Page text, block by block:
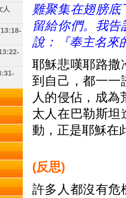
人
雞聚集在翅膀底
留給你們。我
說：『奉主名來
耶穌悲嘆耶路撒
到自己，都一一
人的侵佔，成
太人在巴勒斯坦
動，正是耶穌在
(反思)
許多人都沒有危